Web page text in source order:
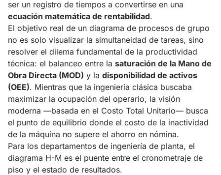
ser un registro de tiempos a convertirse en una
ecuación matemática de rentabilidad.
El objetivo real de un diagrama de procesos de grupo
no es solo visualizar la simultaneidad de tareas, sino
resolver el dilema fundamental de la productividad
técnica: el balanceo entre la saturación de la Mano de
Obra Directa (MOD) y la disponibilidad de activos
(OEE). Mientras que la ingeniería clásica buscaba
maximizar la ocupación del operario, la visión
moderna —basada en el Costo Total Unitario— busca
el punto de equilibrio donde el costo de la inactividad
de la máquina no supere el ahorro en nómina.
Para los departamentos de ingeniería de planta, el
diagrama H-M es el puente entre el cronometraje de
piso y el estado de resultados.